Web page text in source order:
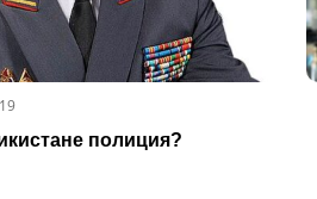
полиция?